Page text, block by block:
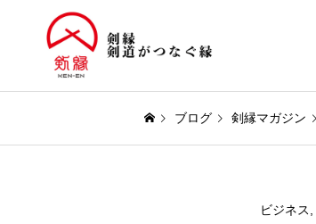
ブログ 剣縁マガジン
ビジネス